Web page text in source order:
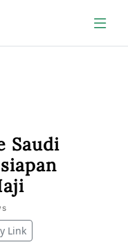
Saudi
Link